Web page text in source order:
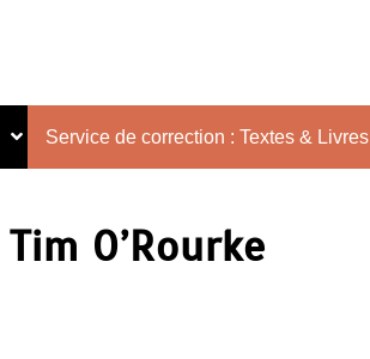
Service de correction : Textes & Livres
Tim O’Rourke